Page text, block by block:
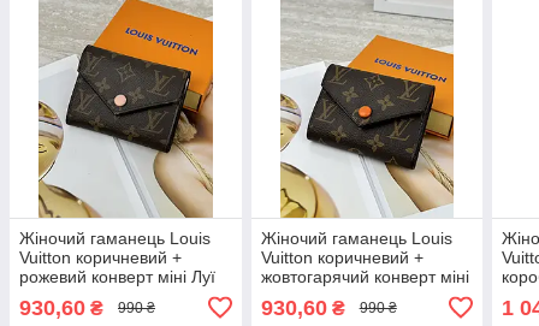
Жіночий гаманець Louis
Vuitton коричневий +
рожевий конверт міні Луї
930,60 ₴ 990 ₴
Жіночий гаманець Louis
Vuitton коричневий +
жовтогарячий конверт міні
930,60₴ 990 ₴ 1